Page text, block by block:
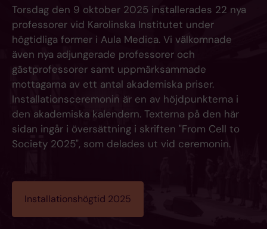
Torsdag den 9 oktober 2025 installerades 22 nya
professorer vid Karolinska Institutet under
högtidliga former i Aula Medica. Vi välkomnade
även nya adjungerade professorer och
gästprofessorer samt uppmärksammade
mottagarna av ett antal akademiska priser.
Installationsceremonin är en av höjdpunkterna i
den akademiska kalendern. Texterna på den här
sidan ingår i översättning i skriften "From Cell to
Society 2025", som delades ut vid ceremonin.
Installationshögtid 2025